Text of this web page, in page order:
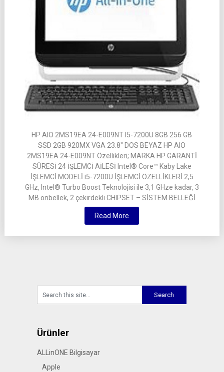
HP AIO 2MS19EA 24-E009NT I5-7200U 8GB 256 GB
SSD 2GB 920MX VGA 23.8″ DOS BEYAZ HP AIO
2MS19EA 24-E009NT Özellikleri; MARKA HP GARANTİ
SÜRESİ 24 İŞLEMCİ AİLESİ Intel® Core™ Kaby Lake
İŞLEMCİ MODELİ i5-7200U İŞLEMCİ ÖZELLİKLERİ 2,5
GHz, Intel® Turbo Boost Teknolojisi ile 3,1 GHze kadar, 3
MB önbellek, 2 çekirdekli CHIPSET – SİSTEM BELLEĞİ
Read More
Ürünler
ALLinONE Bilgisayar
Apple